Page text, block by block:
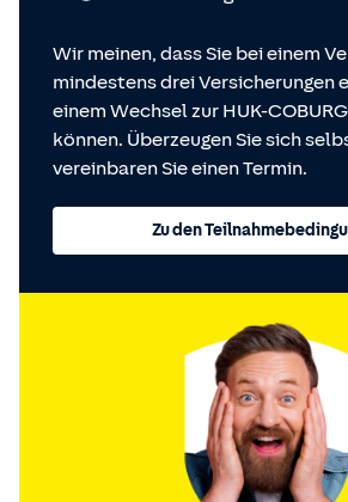
Wir meinen, dass Sie bei einem
mindestens drei Versicherungen
einem Wechsel zur HUK-
können. Überzeugen Sie sich
vereinbaren Sie einen Termin.
Zu den